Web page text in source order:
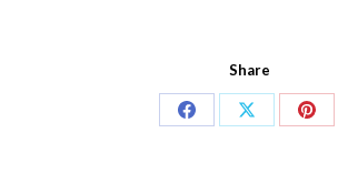
Share
Share
Share
Share